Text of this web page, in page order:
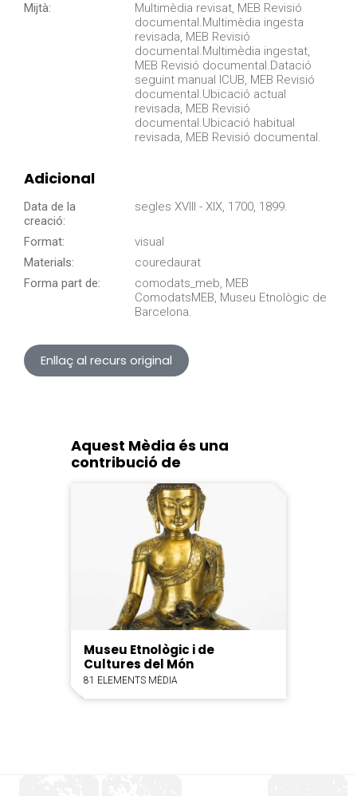
Mijtà:
Multimèdia revisat, MEB Revisió
documental.Multimèdia ingesta
revisada, MEB Revisió
documental.Multimèdia ingestat,
MEB Revisió documental.Datació
seguint manual ICUB, MEB Revisió
documental.Ubicació actual
revisada, MEB Revisió
documental.Ubicació habitual
revisada, MEB Revisió documental.
Adicional
Data de la
creació:
segles XVIII - XIX, 1700, 1899.
Format:
visual
Materials:
couredaurat
Forma part de:
comodats_meb, MEB
ComodatsMEB, Museu Etnològic de
Barcelona.
Enllaç al recurs original
Aquest Mèdia és una
contribució de
Museu Etnològic i de
Cultures del Món
81 ELEMENTS MÈDIA